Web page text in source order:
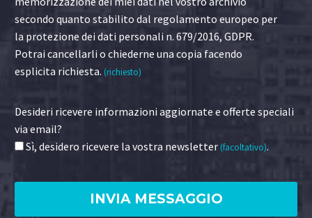
secondo quanto stabilito dal regolamento europeo per
la protezione dei dati personali n. 679/2016, GDPR.
Potrai cancellarli o chiederne una copia facendo
esplicita richiesta. (richiesto)
Desideri ricevere informazioni aggiornate e offerte speciali
via email?
Sì, desidero ricevere la vostra newsletter (facoltativo).